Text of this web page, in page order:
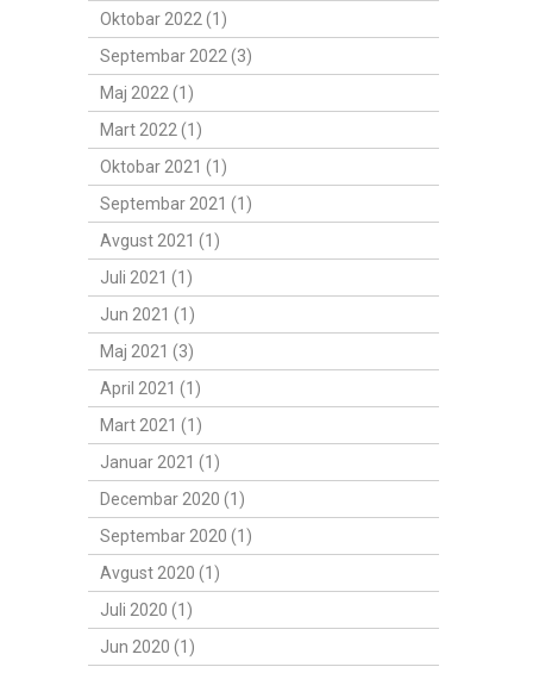
Oktobar 2022 (1)
Septembar 2022 (3)
Maj 2022 (1)
Mart 2022 (1)
Oktobar 2021 (1)
Septembar 2021 (1)
Avgust 2021 (1)
Juli 2021 (1)
Jun 2021 (1)
Maj 2021 (3)
April 2021 (1)
Mart 2021 (1)
Januar 2021 (1)
Decembar 2020 (1)
Septembar 2020 (1)
Avgust 2020 (1)
Juli 2020 (1)
Jun 2020 (1)